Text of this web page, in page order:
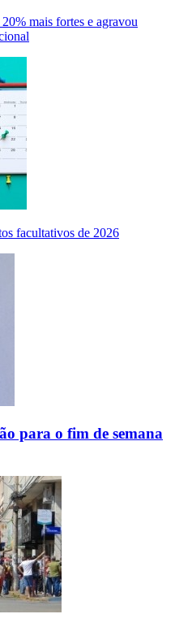
mais fortes e agravou
facultativos de 2026
para o fim de semana